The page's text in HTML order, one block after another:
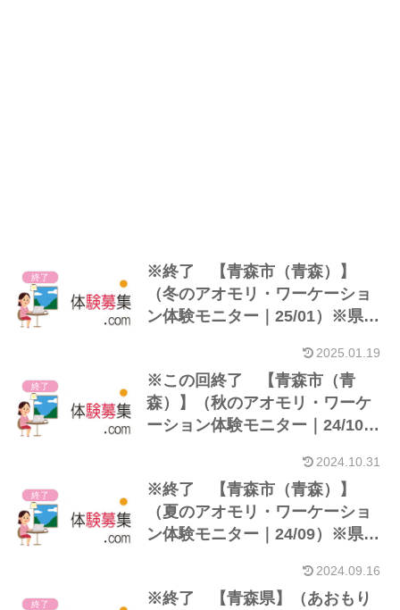
終了
※終了 【青森市（青森）】
（冬のアオモリ・ワーケーショ
ン体験モニター｜25/01）※県外
2025.01.19
終了
※この回終了 【青森市（青
森）】（秋のアオモリ・ワーケ
ーション体験モニター｜24/10）
2024.10.31
終了
※終了 【青森市（青森）】
（夏のアオモリ・ワーケーショ
ン体験モニター｜24/09）※県外
2024.09.16
終了
※終了 【青森県】（あおもり